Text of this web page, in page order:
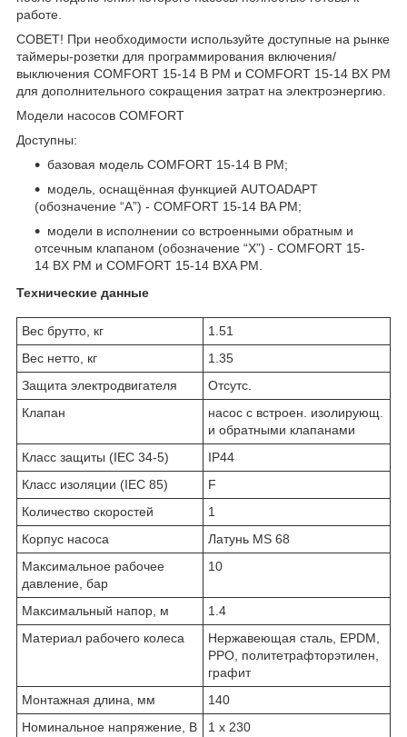
работе.
СОВЕТ! При необходимости используйте доступные на рынке
таймеры-розетки для программирования включения/
выключения COMFORT 15-14 B PM и COMFORT 15-14 BX PM
для дополнительного сокращения затрат на электроэнергию.
Модели насосов COMFORT
Доступны:
базовая модель COMFORT 15-14 B PM;
модель, оснащённая функцией AUTOADAPT
(обозначение “A”) - COMFORT 15-14 BA PM;
модели в исполнении со встроенными обратным и
отсечным клапаном (обозначение “X”) - COMFORT 15-
14 BX PM и COMFORT 15-14 BXA PM.
Технические данные
Вес брутто, кг
1.51
Вес нетто, кг
1.35
Защита электродвигателя
Отсутс.
Клапан
насос с встроен. изолирующ.
и обратными клапанами
Класс защиты (IEC 34-5)
IP44
Класс изоляции (IEC 85)
F
Количество скоростей
1
Корпус насоса
Латунь MS 68
Максимальное рабочее
давление, бар
10
Максимальный напор, м
1.4
Материал рабочего колеса
Нержавеющая сталь, EPDM,
PPO, политетрафторэтилен,
графит
Монтажная длина, мм
140
Номинальное напряжение, В
1 х 230